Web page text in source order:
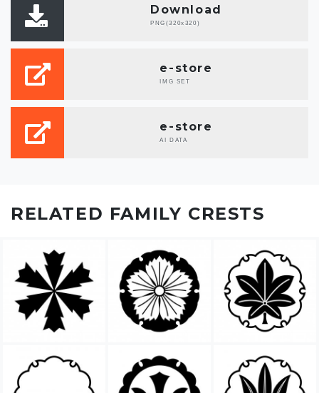
Download
PNG(320x320)
e-store
IMG SET
e-store
AI DATA
RELATED FAMILY CRESTS